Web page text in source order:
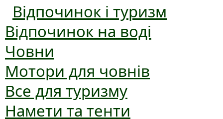
Відпочинок і туризм
Відпочинок на воді
Човни
Мотори для човнів
Все для туризму
Намети та тенти